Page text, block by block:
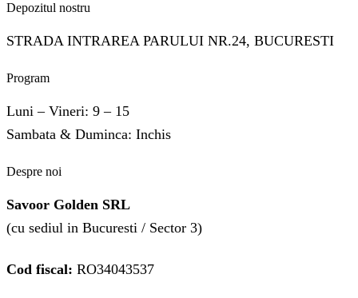
Depozitul nostru
STRADA INTRAREA PARULUI NR.24, BUCURESTI
Program
Luni – Vineri: 9 – 15
Sambata & Duminca: Inchis
Despre noi
Savoor Golden SRL
(cu sediul in Bucuresti / Sector 3)
Cod fiscal: RO34043537